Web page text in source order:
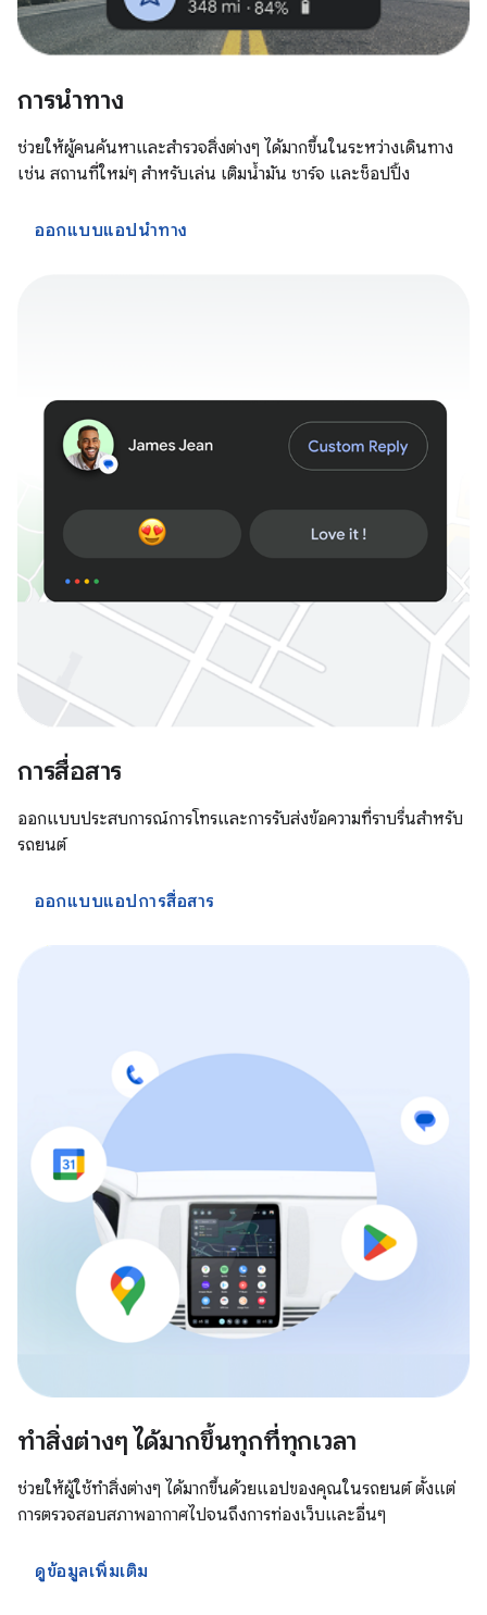
การนำทาง
ช่วยให้ผู้คนค้นหาและสำรวจสิ่งต่างๆ ได้มากขึ้นในระหว่างเดินทาง
เช่น สถานที่ใหม่ๆ สำหรับเล่น เติมน้ำมัน ชาร์จ และช็อปปิ้ง
ออกแบบแอปนำทาง
การสื่อสาร
ออกแบบประสบการณ์การโทรและการรับส่งข้อความที่ราบรื่นสำหรับ
รถยนต์
ออกแบบแอปการสื่อสาร
ทำสิ่งต่างๆ ได้มากขึ้นทุกที่ทุกเวลา
ช่วยให้ผู้ใช้ทำสิ่งต่างๆ ได้มากขึ้นด้วยแอปของคุณในรถยนต์ ตั้งแต่
การตรวจสอบสภาพอากาศไปจนถึงการท่องเว็บและอื่นๆ
ดูข้อมูลเพิ่มเติม